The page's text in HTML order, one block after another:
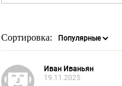
Сортировка:
Иван Иваньян
19.11.2025